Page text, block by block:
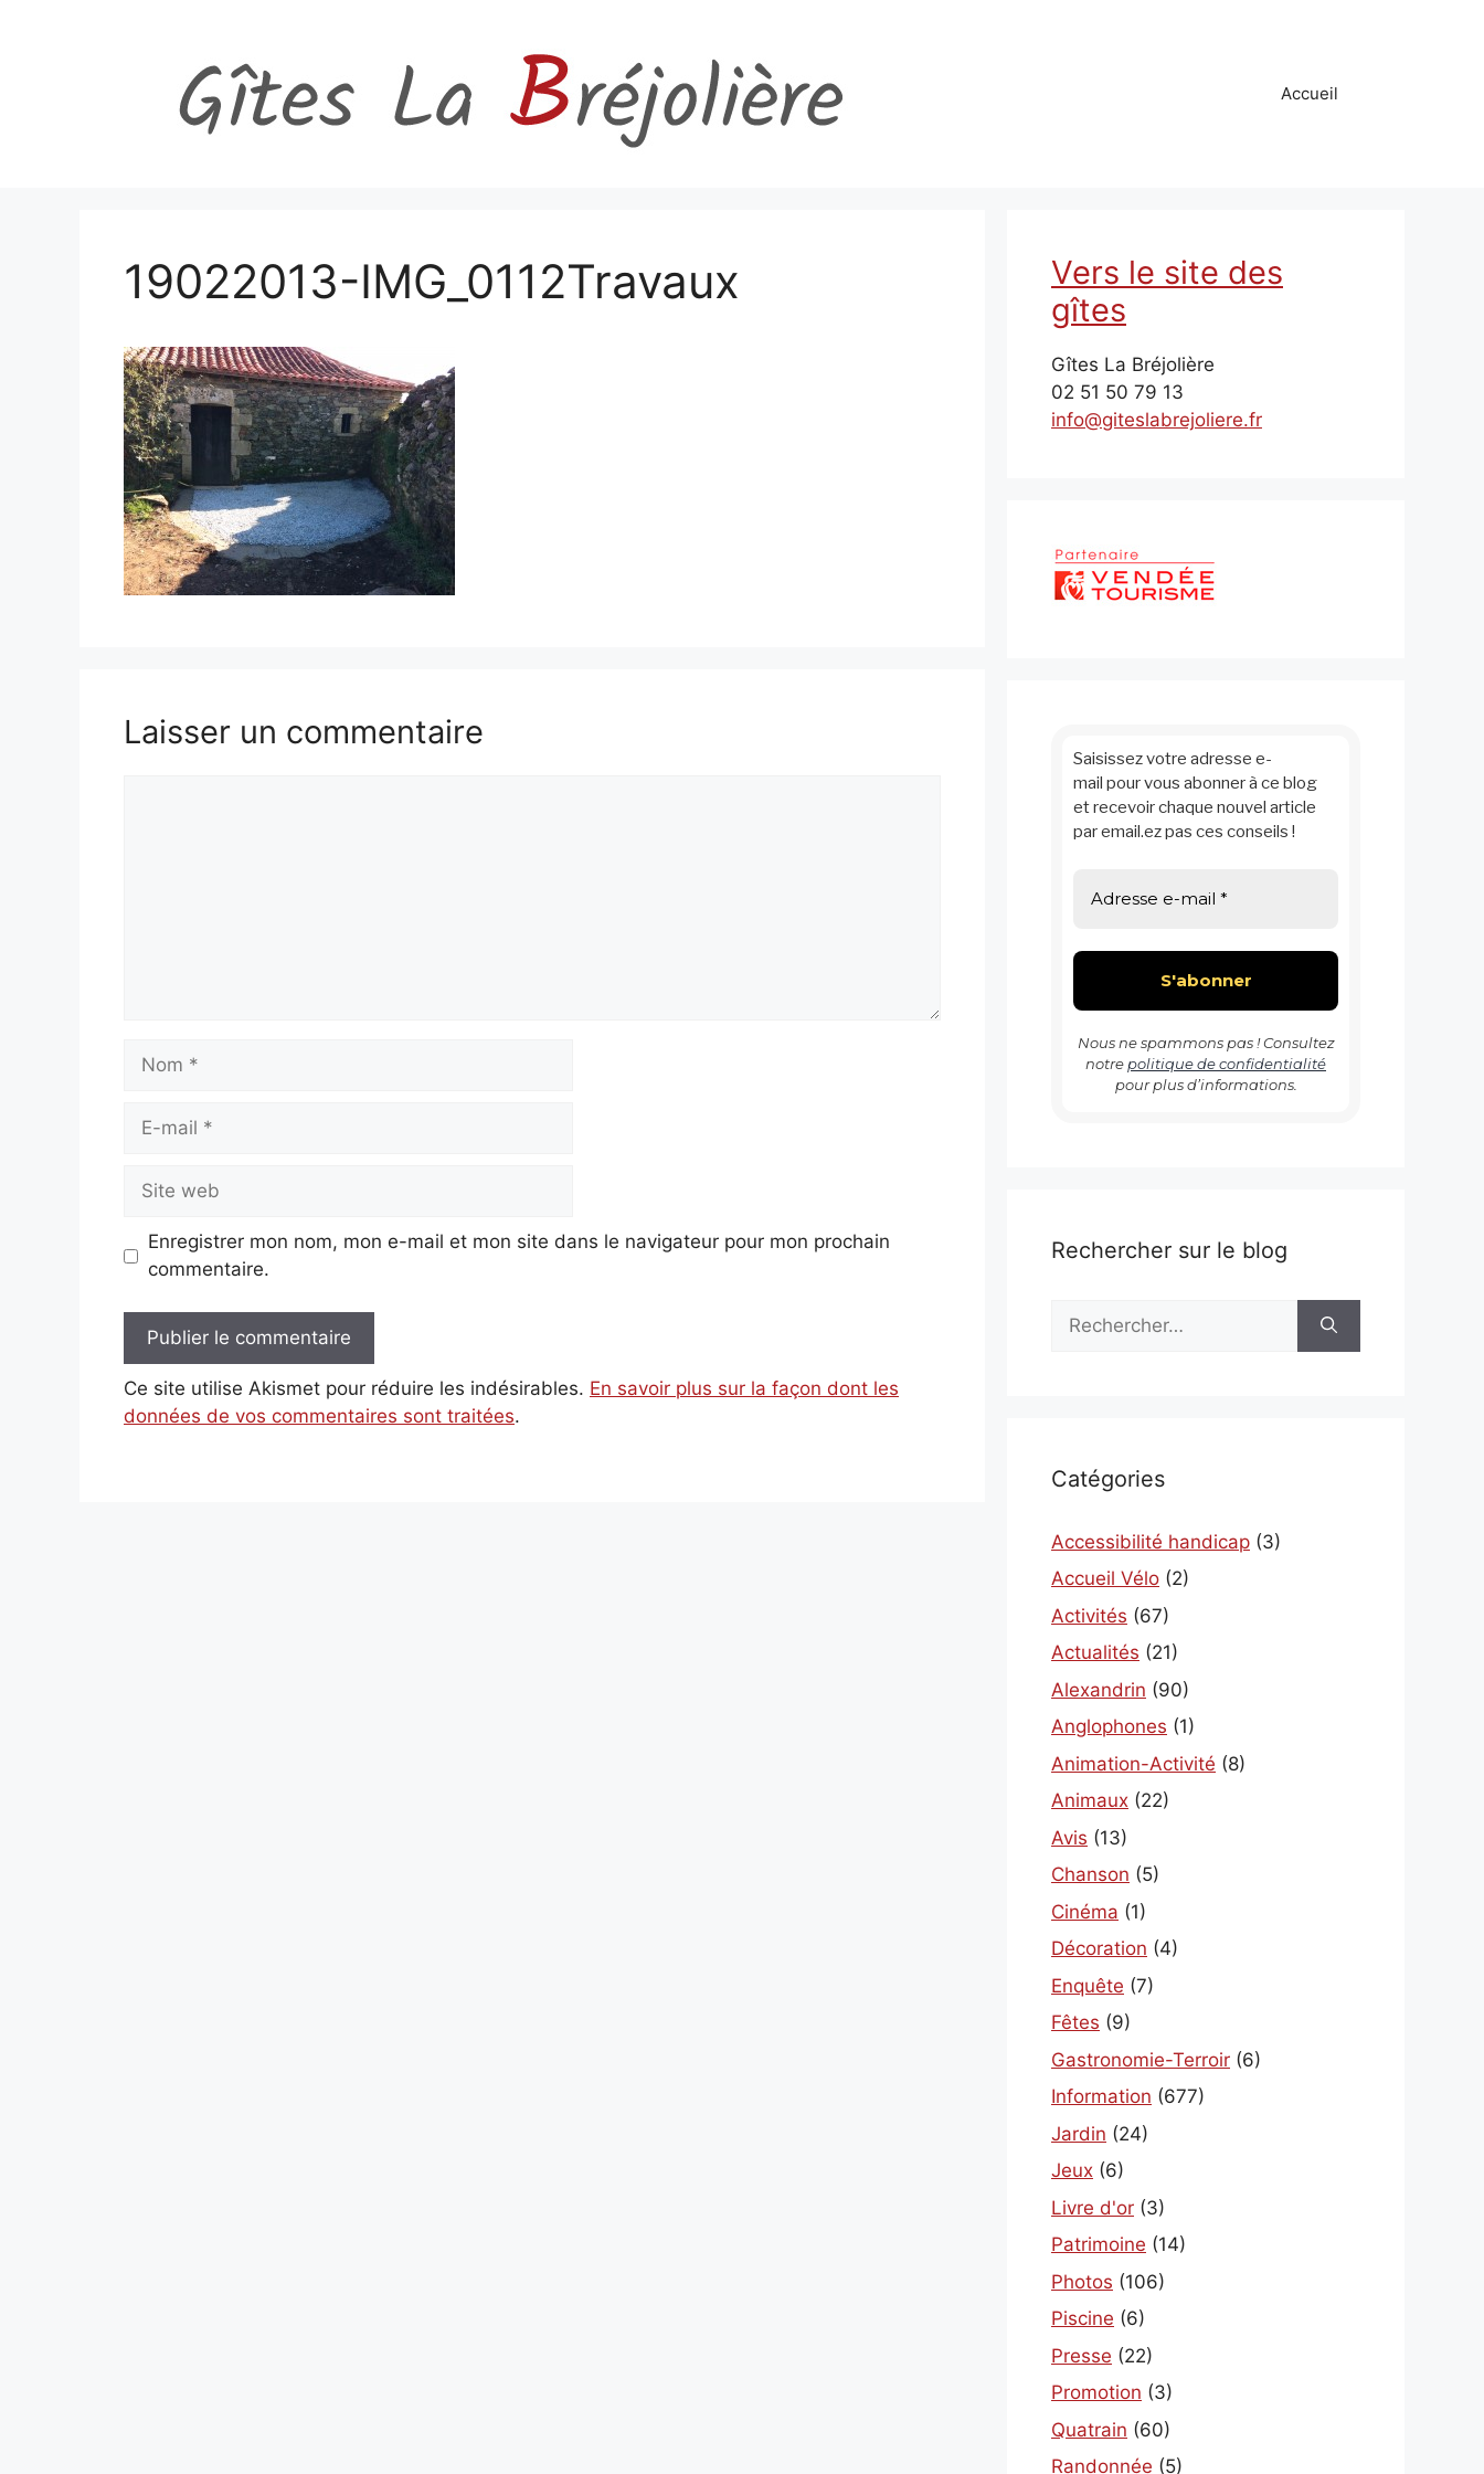
Accueil
19022013-IMG_0112Travaux
Laisser un commentaire
Nom
Site
web
Enregistrer mon nom, mon e-mail et mon site dans le navigateur pour mon prochain
commentaire.
Ce site utilise Akismet pour réduire les indésirables. En savoir plus sur la façon dont les
données de vos commentaires sont traitées.
Vers le site des
gîtes
Gîtes La Bréjolière
02 51 50 79 13
info@giteslabrejoliere.fr
Saisissez votre adresse e-
mail pour vous abonner à ce blog
et recevoir chaque nouvel article
par email.ez pas ces conseils !
Nous ne spammons pas ! Consultez
notre politique de confidentialité
pour plus d’informations.
Rechercher sur le blog
Catégories
Accessibilité handicap (3)
Accueil Vélo (2)
Activités (67)
Actualités (21)
Alexandrin (90)
Anglophones (1)
Animation-Activité (8)
Animaux (22)
Avis (13)
Chanson (5)
Cinéma (1)
Décoration (4)
Enquête (7)
Fêtes (9)
Gastronomie-Terroir (6)
Information (677)
Jardin (24)
Jeux (6)
Livre d'or (3)
Patrimoine (14)
Photos (106)
Piscine (6)
Presse (22)
Promotion (3)
Quatrain (60)
Randonnée (5)